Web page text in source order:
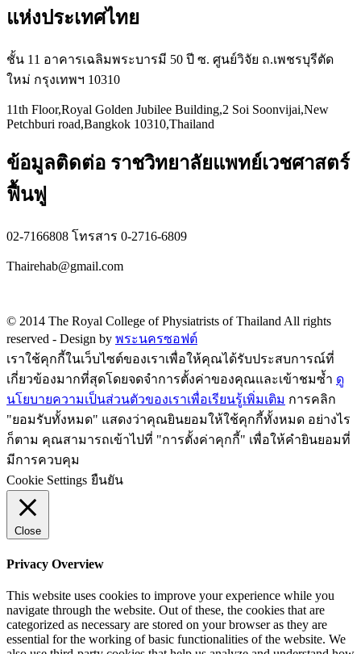
แห่งประเทศไทย
ชั้น 11 อาคารเฉลิมพระบารมี 50 ปี ซ. ศูนย์วิจัย ถ.เพชรบุรีตัด
ใหม่ กรุงเทพฯ 10310
11th Floor,Royal Golden Jubilee Building,2 Soi Soonvijai,New
Petchburi road,Bangkok 10310,Thailand
ข้อมูลติดต่อ ราชวิทยาลัยแพทย์เวชศาสตร์
ฟื้นฟู
02-7166808 โทรสาร 0-2716-6809
Thairehab@gmail.com
© 2014 The Royal College of Physiatrists of Thailand All rights
reserved - Design by พระนครซอฟต์
เราใช้คุกกี้ในเว็บไซต์ของเราเพื่อให้คุณได้รับประสบการณ์ที่
เกี่ยวข้องมากที่สุดโดยจดจำการตั้งค่าของคุณและเข้าชมซ้ำ ดู
นโยบายความเป็นส่วนตัวของเราเพื่อเรียนรู้เพิ่มเติม การคลิก
"ยอมรับทั้งหมด" แสดงว่าคุณยินยอมให้ใช้คุกกี้ทั้งหมด อย่างไร
ก็ตาม คุณสามารถเข้าไปที่ "การตั้งค่าคุกกี้" เพื่อให้คำยินยอมที่
มีการควบคุม
Cookie Settings ยืนยัน
Close
Privacy Overview
This website uses cookies to improve your experience while you
navigate through the website. Out of these, the cookies that are
categorized as necessary are stored on your browser as they are
essential for the working of basic functionalities of the website. We